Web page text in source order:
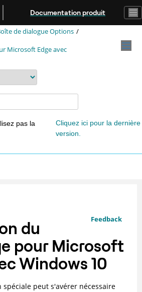
Documentation produit
de dialogue Options
Microsoft Edge avec
pas la
Cliquez ici pour la dernière
version.
Feedback
du
pour Microsoft
Windows 10
spéciale peut s'avérer nécessaire